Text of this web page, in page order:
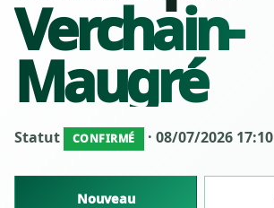
Verchain-
Maugré
Statut CONFIRMÉ · 08/07/2026 17:10
Nouveau